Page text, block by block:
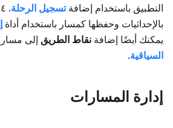
التطبيق باستخدام إضافةتسجيل الرحلة
بالإحداثيات وحفظها كمسار باستخدام أداة
يمكنك أيضًا إضافة نقاط الطريق إلى مسار
السياقية.
إدارة المسارات